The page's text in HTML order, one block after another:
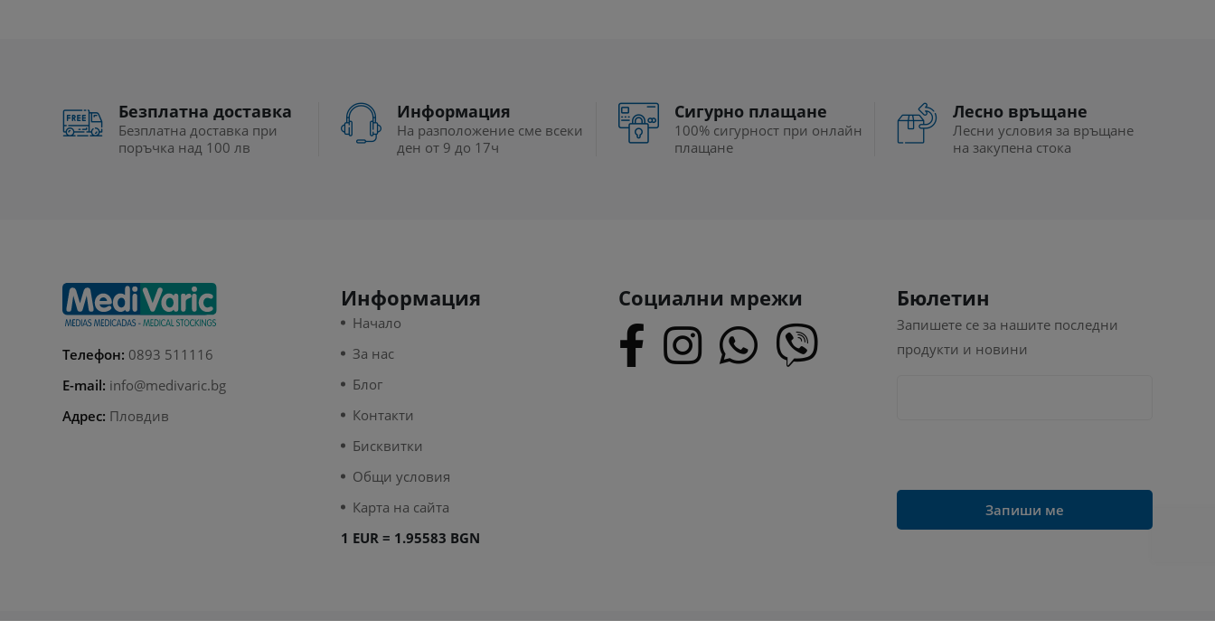
Безплатна доставка
Безплатна доставка при
поръчка над 100 лв
Информация
На разположение сме всеки
ден от 9 до 17ч
Сигурно плащане
100% сигурност при онлайн
плащане
Лесно връщане
Лесни условия за връщане
на закупена стока
Телефон: 0893 511116
E-mail: info@medivaric.bg
Адрес: Пловдив
Информация
Начало
За нас
Блог
Контакти
Бисквитки
Общи условия
Карта на сайта
1 EUR = 1.95583 BGN
Социални мрежи Бюлетин
Запишете се за нашите последни
продукти и новини
Запиши ме